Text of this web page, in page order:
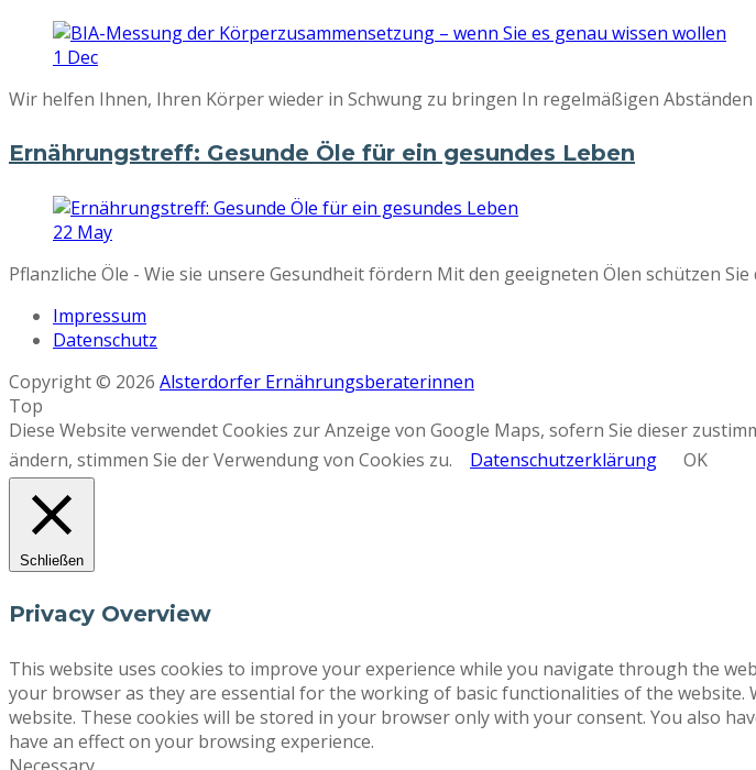
1 Dec
Wir helfen Ihnen, Ihren Körper wieder in Schwung zu bringen In regelmäßigen
Ernährungstreff: Gesunde Öle für ein gesundes Leben
22 May
Pflanzliche Öle - Wie sie unsere Gesundheit fördern Mit den geeigneten Ölen schützen Sie
Impressum
Datenschutz
Copyright © 2026 Alsterdorfer Ernährungsberaterinnen
Top
Diese Website verwendet Cookies zur Anzeige von Google Maps, sofern Sie dieser
ändern, stimmen Sie der Verwendung von Cookies zu. Datenschutzerklärung OK
Schließen
Privacy Overview
This website uses cookies to improve your experience while you navigate through the
your browser as they are essential for the working of basic functionalities of the
website. These cookies will be stored in your browser only with your consent. You also
have an effect on your browsing experience.